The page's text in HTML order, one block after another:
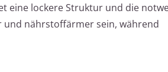
eine lockere Struktur und die
und nährstoffärmer sein, während